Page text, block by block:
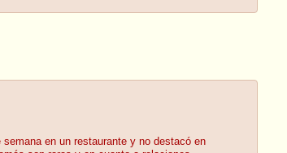
en un restaurante y no destacó en